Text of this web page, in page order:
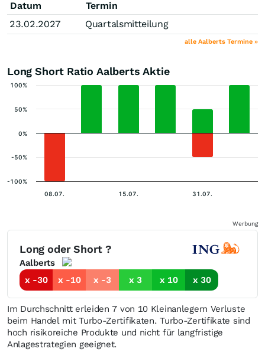
Datum
Termin
23.02.2027
Quartalsmitteilung
alle Aalberts Termine »
Long Short Ratio Aalberts Aktie
08.07. 15.07. 31.07.
-100%
-50%
0%
50%
100%
Werbung
Long oder Short ?
Aalberts
x -30
x -10 x -3 x 3 x 10 x 30
Im Durchschnitt erleiden 7 von 10 Kleinanlegern Verluste
beim Handel mit Turbo-Zertifikaten. Turbo-Zertifikate sind
hoch risikoreiche Produkte und nicht für langfristige
Anlagestrategien geeignet.